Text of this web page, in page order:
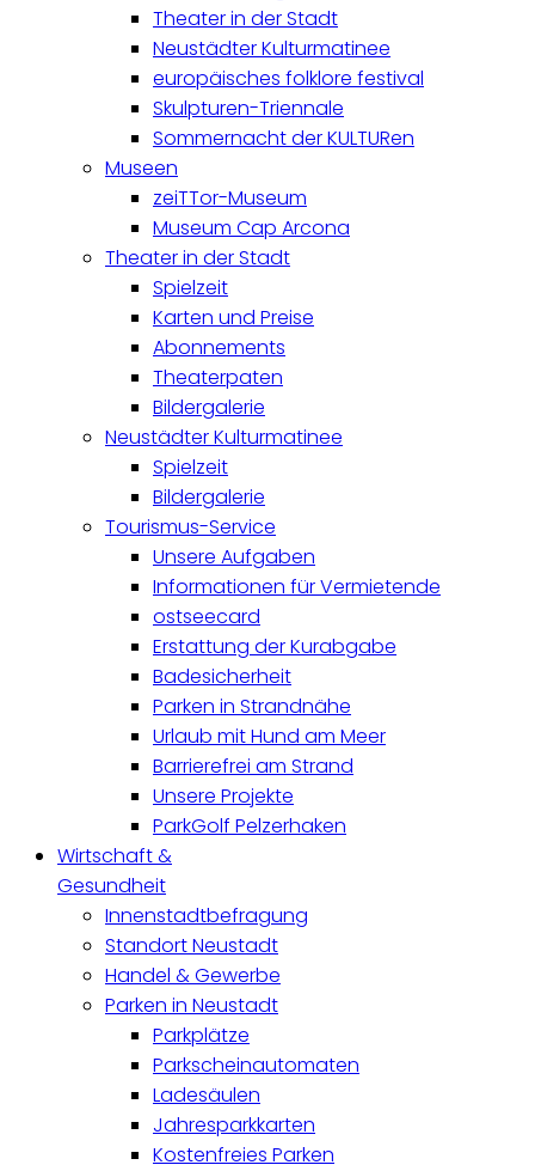
Theater in der Stadt
Neustädter Kulturmatinee
europäisches folklore festival
Skulpturen-Triennale
Sommernacht der KULTURen
Museen
zeiTTor-Museum
Museum Cap Arcona
Theater in der Stadt
Spielzeit
Karten und Preise
Abonnements
Theaterpaten
Bildergalerie
Neustädter Kulturmatinee
Spielzeit
Bildergalerie
Tourismus-Service
Unsere Aufgaben
Informationen für Vermietende
ostseecard
Erstattung der Kurabgabe
Badesicherheit
Parken in Strandnähe
Urlaub mit Hund am Meer
Barrierefrei am Strand
Unsere Projekte
ParkGolf Pelzerhaken
Wirtschaft &
Gesundheit
Innenstadtbefragung
Standort Neustadt
Handel & Gewerbe
Parken in Neustadt
Parkplätze
Parkscheinautomaten
Ladesäulen
Jahresparkkarten
Kostenfreies Parken